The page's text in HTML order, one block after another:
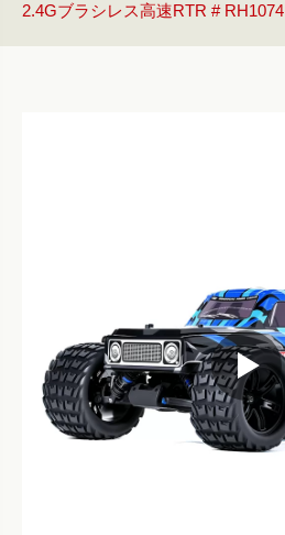
2.4Gブラシレス高速RTR # RH1074